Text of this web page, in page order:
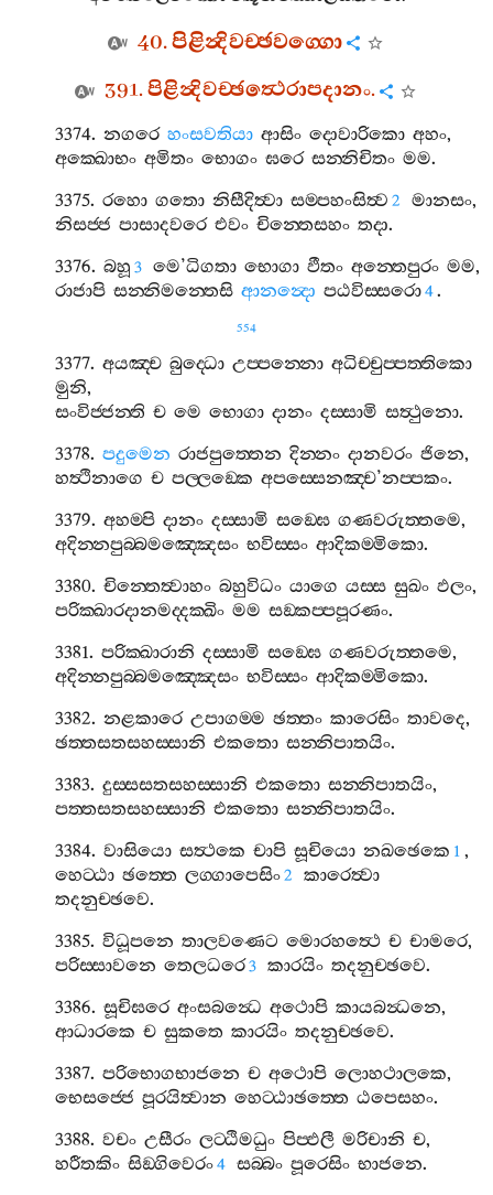
40.පිළින්‍දිවච‍්ඡවග‍්ගො
391.පිළින්‍දිවච‍්ඡත්‍ථෙරාපදානං.
3374.නගරෙ හංසවතියා ආසිං දොවාරිකො අහං,
අක‍්ඛොභං අමිතං භොගං ඝරෙ සන‍්නිචිතං මම.
3375.රහො ගතො නිසීදිත්‍වා සම‍්පහංසිත්‍ව 2 මානසං,
නිසජ‍්ජ පාසාදවරෙ එවං චින‍්තෙසහං තදා.
3376.බහූ 3 මෙ’ධිගතා භොගා ඵීතං අන‍්තෙපුරං මම,
රාජාපි සන‍්නිමන‍්තෙසි ආනන්‍දො පඨවිස‍්සරො4.
554
3377.අයඤ‍්ච බුද‍්ධො උප‍්පන‍්නො අධිච‍්චුප‍්පත‍්තිකො
මුනි,
සංවිජ‍්ජන‍්ති ච මෙ භොගා දානං දස‍්සාමි සත්‍ථුනො.
3378.පදුමෙන රාජපුත‍්තෙන දින‍්නං දානවරං ජිනෙ,
හත්‍ථිනාගෙ ච පල‍්ලඞ‍්කෙ අපස‍්සෙනඤ‍්ච’නප‍්පකං.
3379.අහම‍්පි දානං දස‍්සාමි සඞ‍්ඝෙ ගණවරුත‍්තමෙ,
අදින‍්නපුබ‍්බමඤ‍්ඤෙසං භවිස‍්සං ආදිකම‍්මිකො.
3380.චින‍්තෙත්‍වාහං බහුවිධං යාගෙ යස‍්ස සුඛං ඵලං,
පරික‍්ඛාරදානමද‍්දක‍්ඛිං මම සඞ‍්කප‍්පපූරණං.
3381.පරික‍්ඛාරානි දස‍්සාමි සඞ‍්ඝෙ ගණවරුත‍්තමෙ,
අදින‍්නපුබ‍්බමඤ‍්ඤෙසං භවිස‍්සං ආදිකම‍්මිකො.
3382.නළකාරෙ උපාගම‍්ම ඡත‍්තං කාරෙසිං තාවදෙ,
ඡත‍්තසතසහස‍්සානි එකතො සන‍්නිපාතයිං.
3383.දුස‍්සසතසහස‍්සානි එකතො සන‍්නිපාතයිං,
පත‍්තසතසහස‍්සානි එකතො සන‍්නිපාතයිං.
3384.වාසියො සත්‍ථකෙ චාපි සූචියො නඛඡෙකෙ 1 ,
හෙට‍්ඨා ඡත‍්තෙ ලග‍්ගාපෙසිං2
කාරෙත්‍වා
තදනුච‍්ඡවෙ.
3385.විධූපනෙ තාලවණෙට මොරහත්‍ථෙ ච චාමරෙ,
පරිස‍්සාවනෙ තෙලධරෙ3 කාරයිං තදනුච‍්ඡවෙ.
3386.සූචිඝරෙ අංසබන්‍ධෙ අථොපි කායබන්‍ධනෙ,
ආධාරකෙ ච සුකතෙ කාරයිං තදනුච‍්ඡවෙ.
3387.පරිභොගභාජනෙ ච අථොපි ලොහථාලකෙ,
භෙසජ‍්ජෙ පූරයිත්‍වාන හෙට‍්ඨාඡත‍්තෙ ඨපෙසහං.
3388.වචං උසීරං ලට‍්ඨිමධුං පිප‍්ඵලී මරිචානි ච,
හරීතකිං සිඞ‍්ගිවෙරං4 සබ‍්බං පූරෙසිං භාජනෙ.